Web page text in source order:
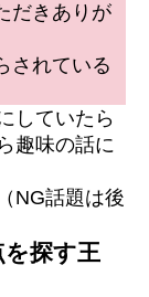
だきありが
されている
していたら
趣味の話に
NG話題は後
探す王